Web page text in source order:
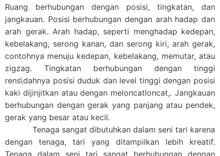
Ruang berhubungan dengan posisi, tingkatan, dan
jangkauan. Posisi berhubungan dengan arah hadap dan
arah gerak. Arah hadap, seperti menghadap kedepan,
kebelakang, serong kanan, dan serong kiri, arah gerak,
contohnya menuju kedepan, kebelakang, memutar, atau
zigzag. Tingkatan berhubungan dengan tinggi
rens\dahnya posisi duduk dan level tinggi dengan posisi
kaki dijinjitkan atau dengan meloncatloncat,. Jangkauan
berhubungan dengan gerak yang panjang atau pendek,
gerak yang besar atau kecil.
Tenaga sangat dibutuhkan dalam seni tari karena
dengan tenaga, tari yang ditampilkan lebih kreatif.
Tenaga dalam seni tari sangat berhubungan dengan